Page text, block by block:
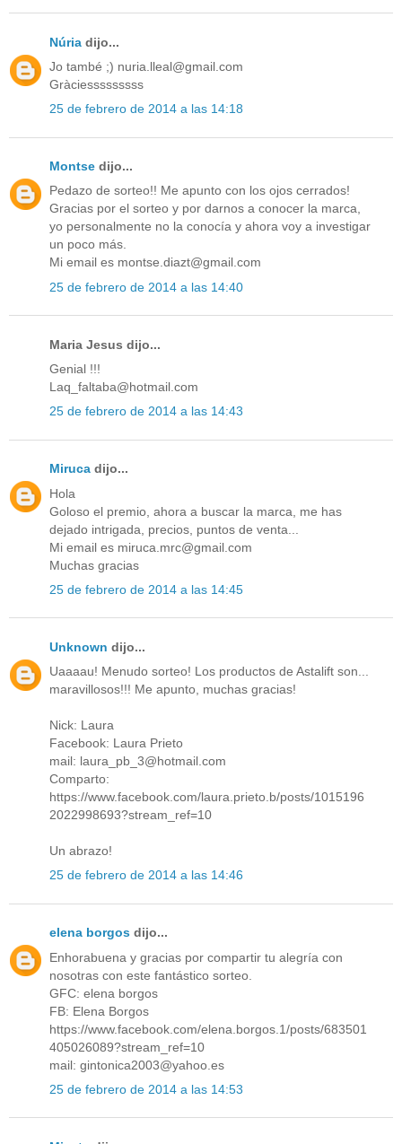
Núria dijo...
Jo també ;) nuria.lleal@gmail.com
Gràciesssssssss
25 de febrero de 2014 a las 14:18
Montse dijo...
Pedazo de sorteo!! Me apunto con los ojos cerrados!
Gracias por el sorteo y por darnos a conocer la marca,
yo personalmente no la conocía y ahora voy a investigar
un poco más.
Mi email es montse.diazt@gmail.com
25 de febrero de 2014 a las 14:40
Maria Jesus dijo...
Genial !!!
Laq_faltaba@hotmail.com
25 de febrero de 2014 a las 14:43
Miruca dijo...
Hola
Goloso el premio, ahora a buscar la marca, me has
dejado intrigada, precios, puntos de venta...
Mi email es miruca.mrc@gmail.com
Muchas gracias
25 de febrero de 2014 a las 14:45
Unknown dijo...
Uaaaau! Menudo sorteo! Los productos de Astalift son...
maravillosos!!! Me apunto, muchas gracias!
Nick: Laura
Facebook: Laura Prieto
mail: laura_pb_3@hotmail.com
Comparto:
https://www.facebook.com/laura.prieto.b/posts/1015196
2022998693?stream_ref=10
Un abrazo!
25 de febrero de 2014 a las 14:46
elena borgos dijo...
Enhorabuena y gracias por compartir tu alegría con
nosotras con este fantástico sorteo.
GFC: elena borgos
FB: Elena Borgos
https://www.facebook.com/elena.borgos.1/posts/683501
405026089?stream_ref=10
mail: gintonica2003@yahoo.es
25 de febrero de 2014 a las 14:53